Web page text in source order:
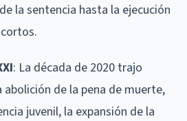
la sentencia hasta la ejecución
: La década de 2020 trajo
de la pena de muerte,
juvenil, la expansión de la